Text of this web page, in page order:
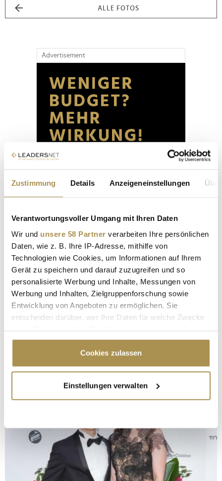
Zustimmung Details Anzeigeneinstellungen
Verantwortungsvoller Umgang mit Ihren Daten
Wir und unsere 58 Partner verarbeiten Ihre persönlichen
Daten, wie z. B. Ihre IP-Adresse, mithilfe von
Technologien wie Cookies, um Informationen auf Ihrem
Gerät zu speichern und darauf zuzugreifen und so
personalisierte Werbung und Inhalte, Messungen von
Werbung und Inhalten, Zielgruppenforschung sowie
Entwicklung von Angeboten zu ermöglichen. Sie
entscheiden darüber, wer Ihre Daten für welche Zwecke
Cookie-Erklärung oder durch Klicken auf das Privacy
Trigger Symbol ändern oder widerrufen
Informationen über Ihre geografische Lage
erfassen, welche bis auf einige Meter genau sein
bestimmten Merkmalen (Fingerprinting) identifizieren
Erfahren Sie mehr darüber, wie Ihre persönlichen Daten
verarbeitet werden, und legen Sie Ihre Präferenzen im
Abschnitt Einzelheiten
fest.
Cookies zulassen
Einstellungen verwalten
ALLE FOTOS
Advertisement